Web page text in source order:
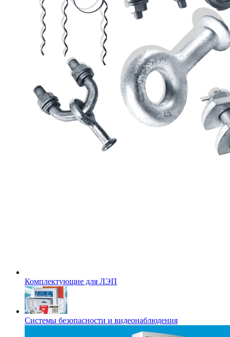
Комплектующие для ЛЭП
Системы безопасности и видеонаблюдения